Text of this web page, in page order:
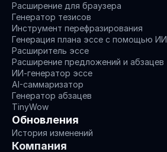
Расширение для браузера
Генератор тезисов
Инструмент перефразирования
Генерация плана эссе с помощью ИИ
Расширитель эссе
Расширение предложений и абзацев
ИИ-генератор эссе
AI-саммаризатор
Генератор абзацев
TinyWow
Обновления
История изменений
Компания